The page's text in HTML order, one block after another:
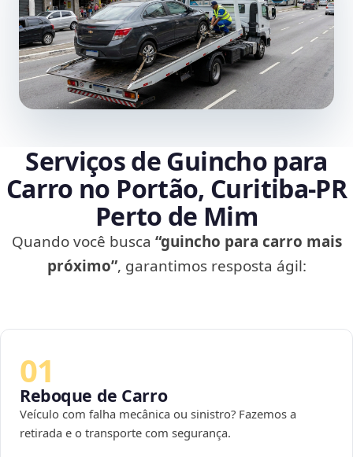
Serviços de Guincho para
Carro no Portão, Curitiba‑PR
Perto de Mim
Quando você busca “guincho para carro mais
próximo”, garantimos resposta ágil:
01
Reboque de Carro
Veículo com falha mecânica ou sinistro? Fazemos a
retirada e o transporte com segurança.